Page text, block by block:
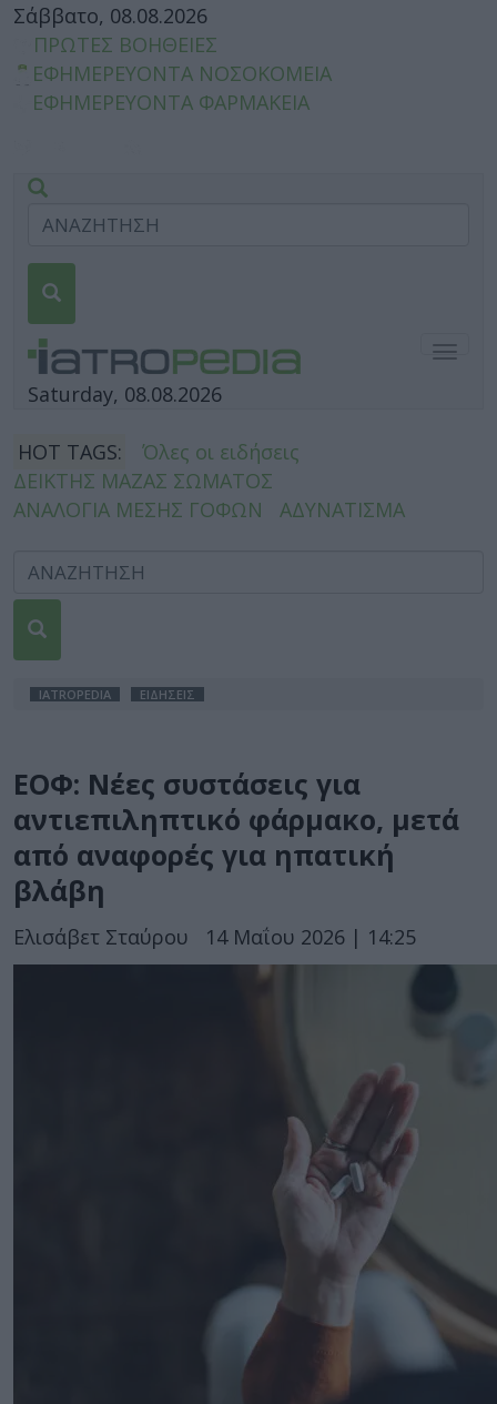
Σάββατο, 08.08.2026
ΠΡΩΤΕΣ ΒΟΗΘΕΙΕΣ
ΕΦΗΜΕΡΕΥΟΝΤΑ ΝΟΣΟΚΟΜΕΙΑ
ΕΦΗΜΕΡΕΥΟΝΤΑ ΦΑΡΜΑΚΕΙΑ
Saturday, 08.08.2026
HOT TAGS:
Όλες οι ειδήσεις
ΔΕΙΚΤΗΣ ΜΑΖΑΣ ΣΩΜΑΤΟΣ
ΑΝΑΛΟΓΙΑ ΜΕΣΗΣ ΓΟΦΩΝ
ΑΔΥΝΑΤΙΣΜΑ
IATROPEDIA ΕΙΔΗΣΕΙΣ
ΕΟΦ: Νέες συστάσεις για
αντιεπιληπτικό φάρμακο, μετά
από αναφορές για ηπατική
βλάβη
Ελισάβετ Σταύρου 14 Μαΐου 2026 | 14:25